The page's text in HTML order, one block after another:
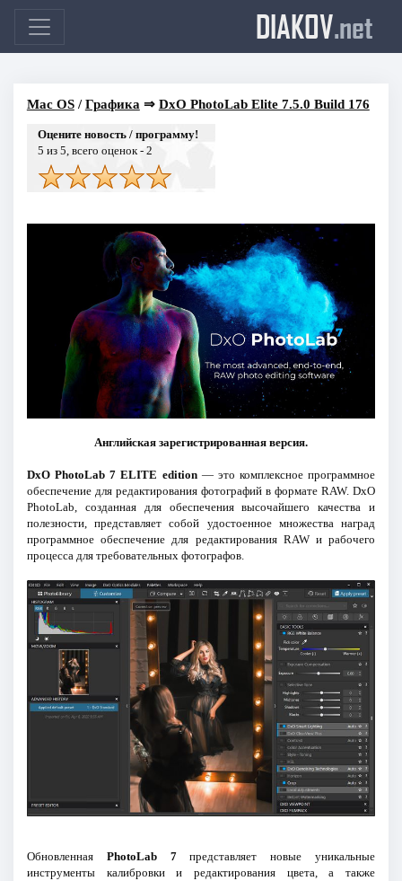
DIAKOV.net
Mac OS/Графика ⇒ DxO PhotoLab Elite 7.5.0 Build 176
Оцените новость / программу!
5 из 5, всего оценок - 2
Английская зарегистрированная версия.
DxO PhotoLab 7 ELITE edition— это комплексное программное
обеспечение для редактирования фотографий в формате RAW. DxO
PhotoLab, созданная для обеспечения высочайшего качества и
полезности, представляет собой удостоенное множества наград
программное обеспечение для редактирования RAW и рабочего
процесса для требовательных фотографов.
Обновленная PhotoLab 7представляет новые уникальные
инструменты калибровки и редактирования цвета, а также